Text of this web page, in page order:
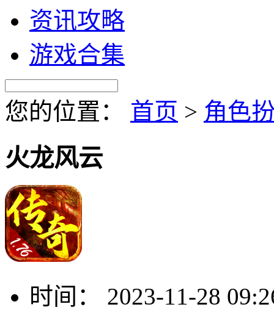
资讯攻略
游戏合集
您的位置： 首页 > 角色
火龙风云
时间：
2023-11-28